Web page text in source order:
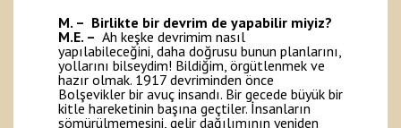
M. – Birlikte bir devrim de yapabilir miyiz?
M.E. – Ah keşke devrimim nasıl
yapılabileceğini, daha doğrusu bunun planlarını,
yollarını bilseydim! Bildiğim, örgütlenmek ve
hazır olmak. 1917 devriminden önce
Bolşevikler bir avuç insandı. Bir gecede büyük bir
kitle hareketinin başına geçtiler. İnsanların
sömürülmemesini, gelir dağılımının yeniden